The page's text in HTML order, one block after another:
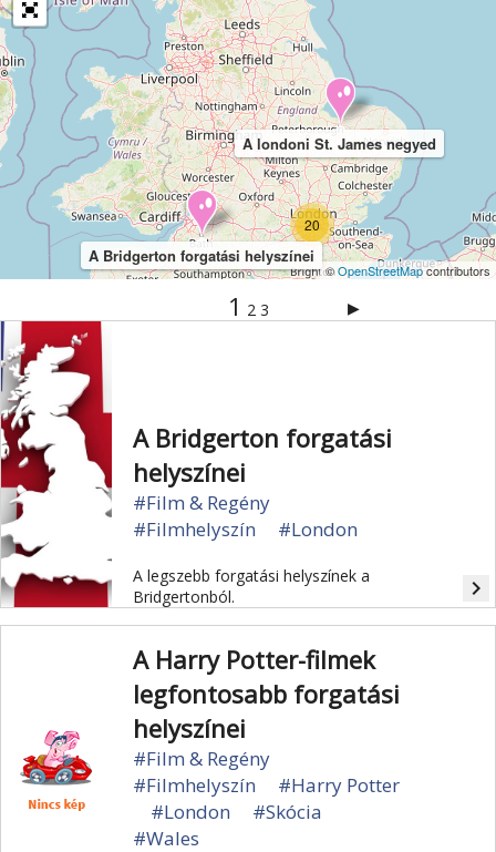
20
A londoni St. James negyed
A Bridgerton forgatási helyszínei
©OpenStreetMapcontributors
1 2 3 ▶
A Bridgerton forgatási
helyszínei
#Film & Regény
#Filmhelyszín
#London
A legszebb forgatási helyszínek a
Bridgertonból.
navigate_next
A Harry Potter-filmek
legfontosabb forgatási
helyszínei
#Film & Regény
#Filmhelyszín
#Harry Potter
#London
#Skócia
#Wales